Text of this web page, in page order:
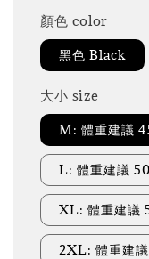
顏色 color
黑色 Black
大小 size
M: 體重建議
L: 體重建議
XL: 體重建議
2XL: 體重建